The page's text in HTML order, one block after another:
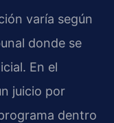
varía según
donde se
En el
juicio por
dentro